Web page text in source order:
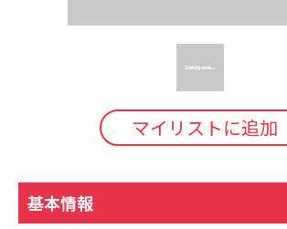
マイリストに追加
基本情報